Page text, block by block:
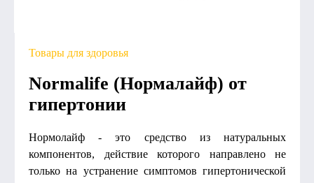
Товары для здоровья
Normalife (Нормалайф) от
гипертонии
Нормолайф - это средство из натуральных
компонентов, действие которого направлено не
только на устранение симптомов гипертонической